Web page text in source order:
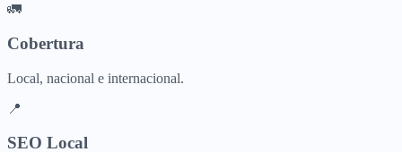
🚛
Cobertura
Local, nacional e internacional.
📍
SEO Local